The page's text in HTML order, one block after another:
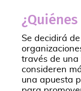
Se decidirá
través de una
consideren
una apuesta